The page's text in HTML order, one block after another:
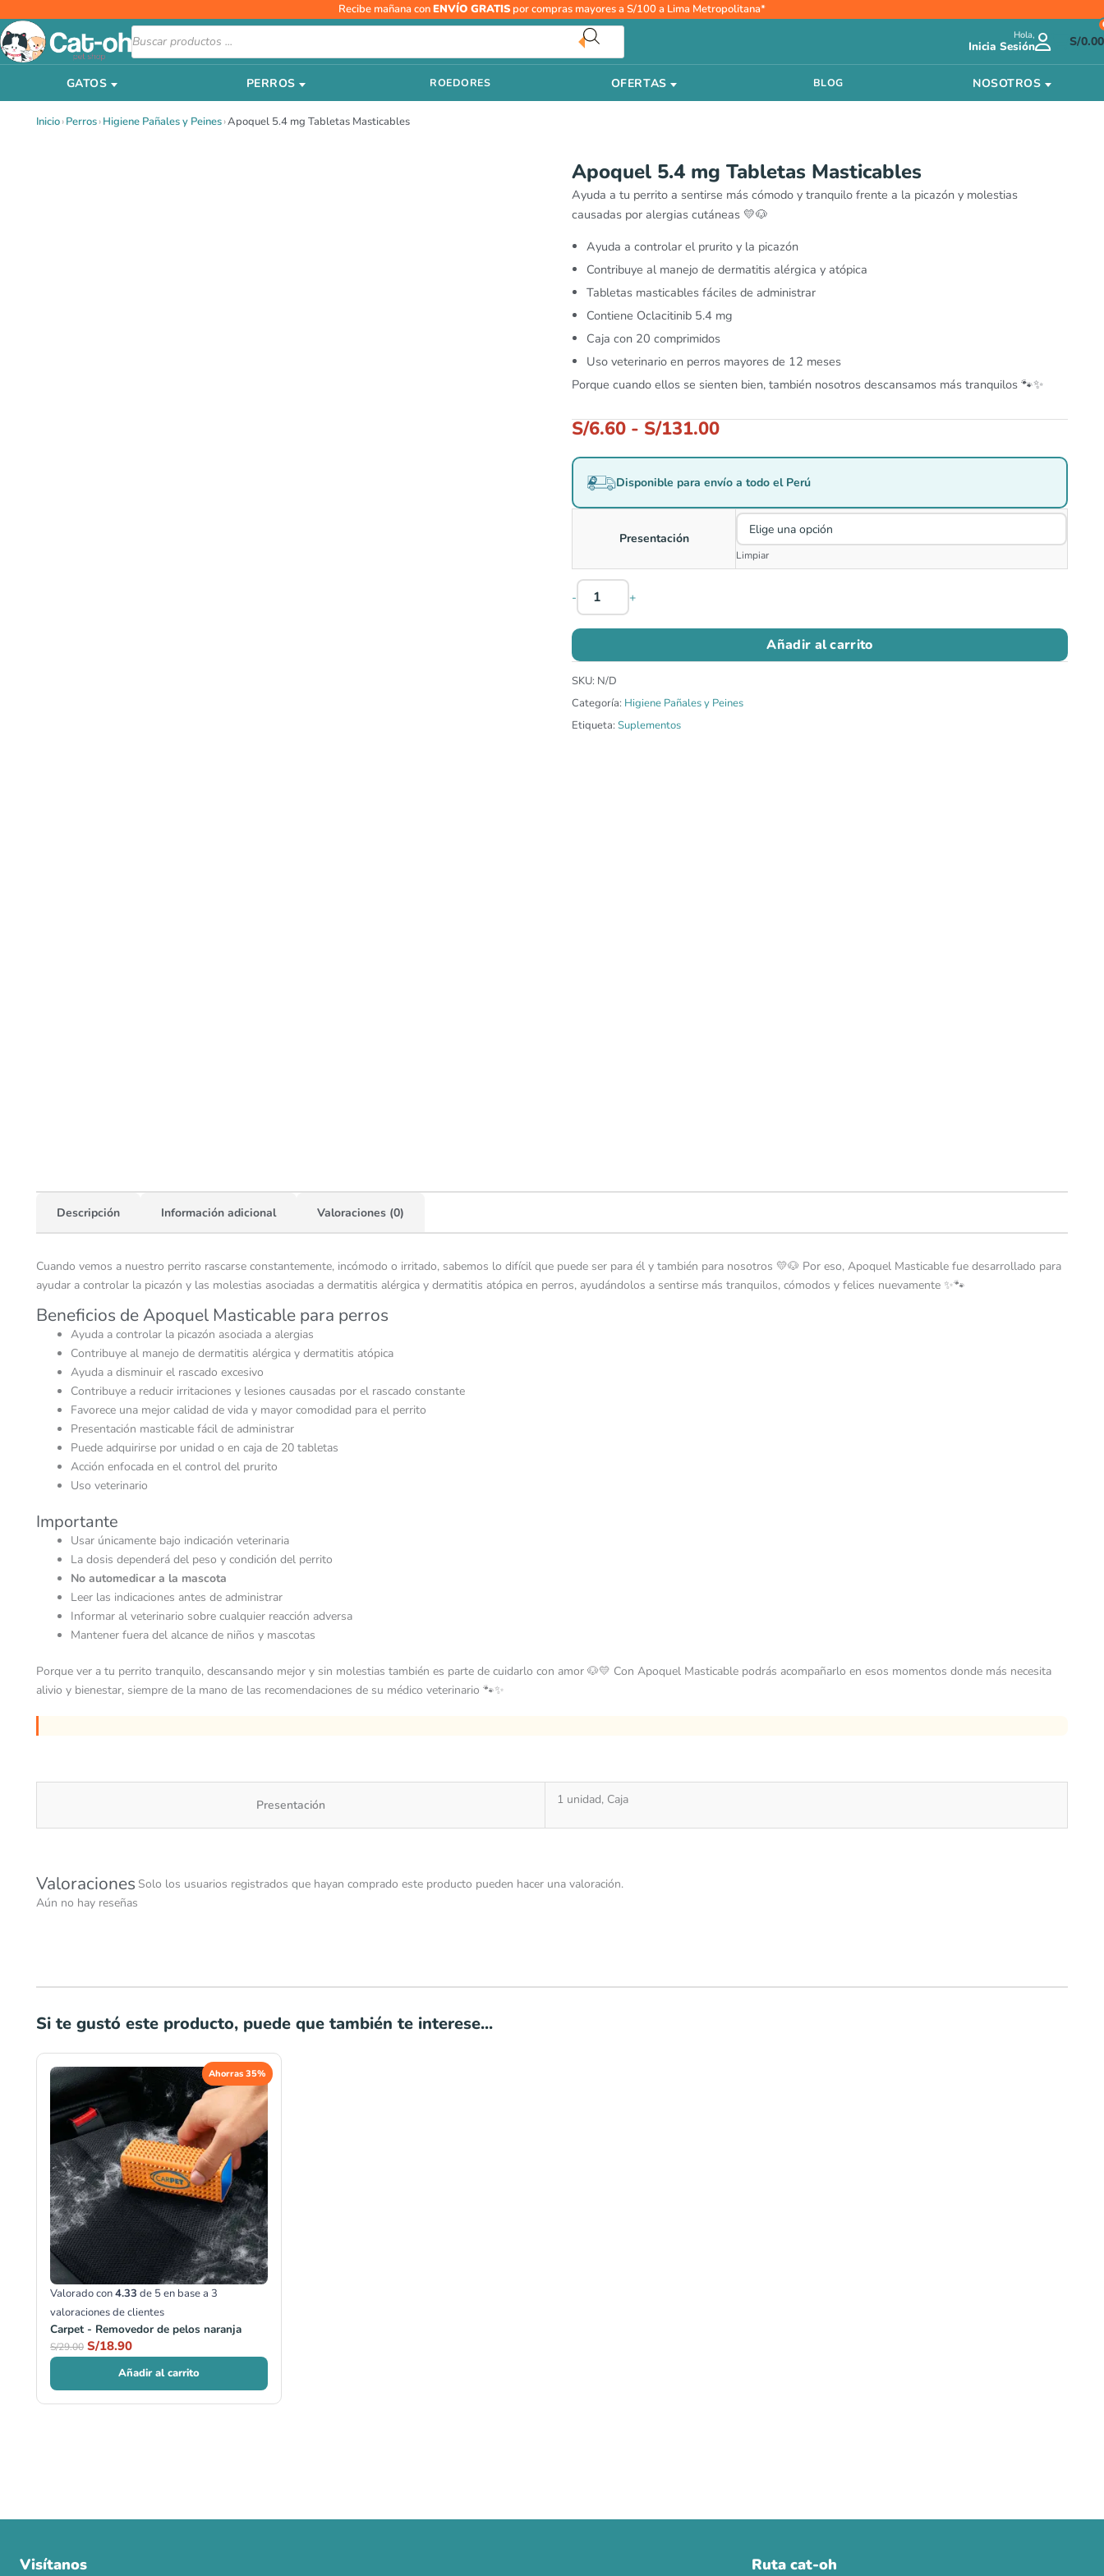
al
contenido
Recibe mañana conENVÍO GRATIS por compras mayores a S/100 a Lima Metropolitana*
Búsqueda
de
productos
Hola,
Inicia Sesión S/0.00
GATOS PERROS ROEDORES OFERTAS BLOG NOSOTROS
Inicio›Perros›Higiene Pañales y Peines›Apoquel 5.4 mg Tabletas Masticables
Apoquel 5.4 mg Tabletas Masticables
Ayuda a tu perrito a sentirse más cómodo y tranquilo frente a la picazón y molestias
causadas por alergias cutáneas 💛🐶
Ayuda a controlar el prurito y la picazón
Contribuye al manejo de dermatitis alérgica y atópica
Tabletas masticables fáciles de administrar
Contiene Oclacitinib 5.4 mg
Caja con 20 comprimidos
Uso veterinario en perros mayores de 12 meses
Porque cuando ellos se sienten bien, también nosotros descansamos más tranquilos 🐾✨
S/6.60 - S/131.00
Rango
de
desde
hasta
Disponible para envío a todo el Perú
Presentación
Limpiar
-
Apoquel
5.4
mg
Tabletas
Masticables
cantidad
+
Añadir al carrito
SKU: N/D
Categoría: Higiene Pañales y Peines
Etiqueta: Suplementos
Descripción Información adicional Valoraciones (0)
Cuando vemos a nuestro perrito rascarse constantemente, incómodo o irritado, sabemos lo difícil que puede ser para él y también para nosotros 💛🐶 Por eso, Apoquel Masticable fue desarrollado para
ayudar a controlar la picazón y las molestias asociadas a dermatitis alérgica y dermatitis atópica en perros, ayudándolos a sentirse más tranquilos, cómodos y felices nuevamente ✨🐾
Beneficios de Apoquel Masticable para perros
Ayuda a controlar la picazón asociada a alergias
Contribuye al manejo de dermatitis alérgica y dermatitis atópica
Ayuda a disminuir el rascado excesivo
Contribuye a reducir irritaciones y lesiones causadas por el rascado constante
Favorece una mejor calidad de vida y mayor comodidad para el perrito
Presentación masticable fácil de administrar
Puede adquirirse por unidad o en caja de 20 tabletas
Acción enfocada en el control del prurito
Uso veterinario
Importante
Usar únicamente bajo indicación veterinaria
La dosis dependerá del peso y condición del perrito
No automedicar a la mascota
Leer las indicaciones antes de administrar
Informar al veterinario sobre cualquier reacción adversa
Mantener fuera del alcance de niños y mascotas
Porque ver a tu perrito tranquilo, descansando mejor y sin molestias también es parte de cuidarlo con amor 🐶💛 Con Apoquel Masticable podrás acompañarlo en esos momentos donde más necesita
alivio y bienestar, siempre de la mano de las recomendaciones de su médico veterinario 🐾✨
Presentación 1 unidad, Caja
Valoraciones
Aún no hay reseñas
Solo los usuarios registrados que hayan comprado este producto pueden hacer una valoración.
Si te gustó este producto, puede que también te interese...
Ahorras 35%
Valorado con4.33 de 5 en base a 3
valoraciones de clientes
Carpet - Removedor de pelos naranja
S/29.00
precio
original
era:
S/29.00.
S/18.90
precio
actual
es:
S/18.90.
Añadir al carrito
Visítanos Ruta cat-oh